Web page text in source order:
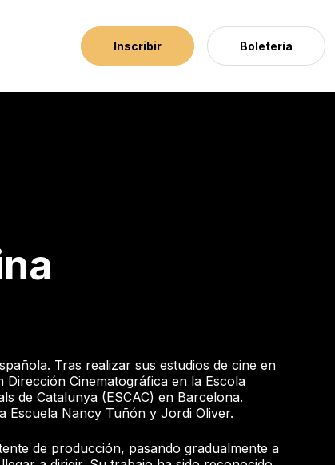
Inscribir Boletería
Tras realizar sus estudios de cine en
Cinematográfica en la Escola
de Catalunya (ESCAC) en Barcelona.
Escuela Nancy Tuñón y Jordi Oliver.
de producción, pasando gradualmente a